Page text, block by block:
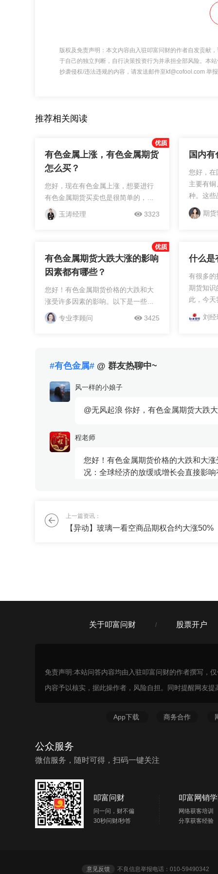
版权及免责声明：本文内容由入驻叩富问财的作者自发贡献
于自己的独立判断，自行决策投资行为并承担全部风险。本
抄袭侵权/违法违规的内容，请发送邮件至kf@cofool.com 举
推荐相关阅读
有色金属上涨，有色金属期货
怎么买？
您好，现在有色金属上涨，想要进行
有色金属期货买卖也是很简单的，给
您详细讲讲。首先想要买卖有色金属
期货需要先开个期货账户，而有色金
玉涛经理 3323
国内
您好，在
主要有
种。这些
的“好坏
己的熟
期货
有色金属期货大跌大涨的影响
因素都有哪些？
您好！有色金属期货价格的大跌和大
涨受许多因素的影响。以下是一些可
能的影响因素：1.全球经济状况：全球
经济的放缓或增长会直接影响有色金
专业李顾问 3425
什么是
有很多的
期货知识
此，今
考。 尤其是伦敦金属交易所期货合约
(铁、铬
者在黄
刘经
#有色金属# @ 群友热聊中~
风一样的小娘子
@无风起浪 你好，有色金属期货大跌
程老师
您好！有色金属期货价格的大跌和大
况：全球经济的放缓或增长会直接影
有没有什么复利增长的好办法，最好
上一篇资讯：
【异动】玻璃一看空商品期权合约大涨50%
关于叩富问财 / 股票开户
免责声明:本站问答内容均由入驻叩富问财的作者撰写，
内容予以核实，据此操作者，风险自担。同时提醒网友
App下载 商务合作
公众服务
微信服务，随时可得，扫码一键关注
叩富问财
问一问，财不偏
30秒问财/秒答
叩富网销
网络获客培训
分享获客经验
意见反馈 不良信息举报电话：010-